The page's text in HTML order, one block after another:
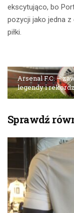
ekscytująco, bo
pozycji jako jedna z
piłki.
Arsenal F.C. –
legendy i
Sprawdź